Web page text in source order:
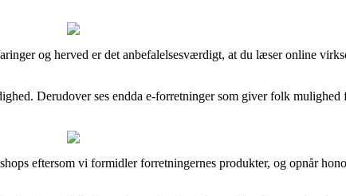
og herved er det anbefalelsesværdigt, at du læser online
Derudover ses endda e-forretninger som giver folk mulighed
eftersom vi formidler forretningernes produkter, og opnår